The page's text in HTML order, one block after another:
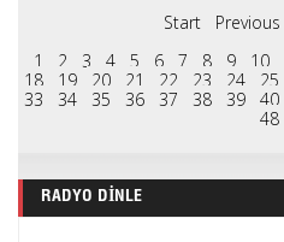
Start Previous
1
2 3 4 5 6 7 8 9 10
18
19 20 21 22 23 24 25
33
34 35 36 37 38 39 40
48
RADYO DINLE